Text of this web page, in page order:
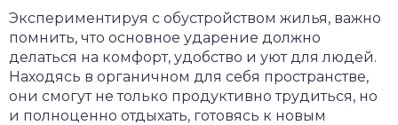
Экспериментируя с обустройством жилья, важно
помнить, что основное ударение должно
делаться на комфорт, удобство и уют для людей.
Находясь в органичном для себя пространстве,
они смогут не только продуктивно трудиться, но
и полноценно отдыхать, готовясь к новым